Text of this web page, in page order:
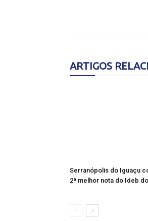
ARTIGOS
Serranópolis do Iguaçu
2ª melhor nota do Ideb